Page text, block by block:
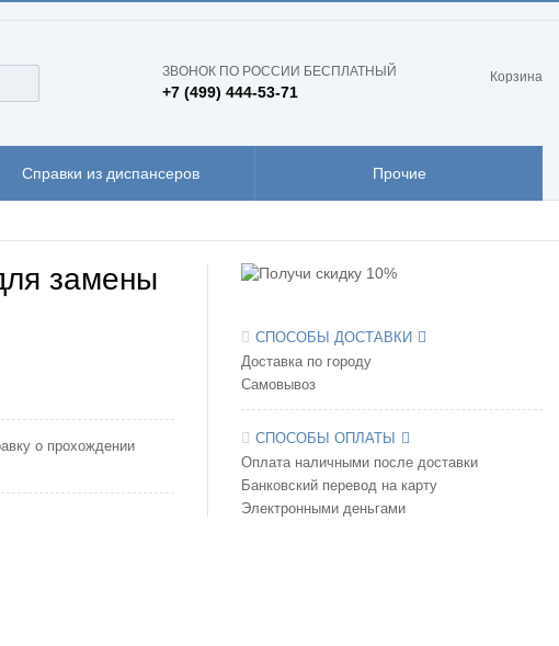
ЗВОНОК ПО РОССИИ БЕСПЛАТНЫЙ
+7 (499) 444-53-71
Корзина
Справки из диспансеров Прочие
замены
о прохождении
СПОСОБЫ ДОСТАВКИ
Доставка по городу
Самовывоз
СПОСОБЫ ОПЛАТЫ
Оплата наличными после доставки
Банковский перевод на карту
Электронными деньгами